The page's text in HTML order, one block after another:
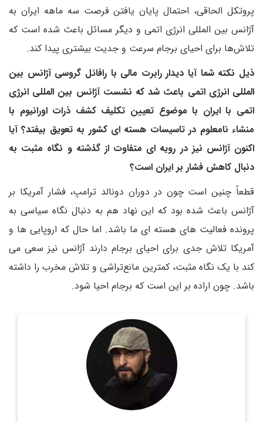
پروتکل الحاقی، احتمال پایان یافتن فرصت سه ماهه ایران به
آژانس بین المللی انرژی اتمی و دیگر مسائل باعث شده است که
تلاش‌ها برای احیای برجام سرعت و جدیت بیشتری پیدا کند.
ذیل نکته شما آیا دیدار رابرت مالی با رافائل گروسی آژانس بین
المللی انرژی اتمی باعث شد که نشست آژانس بین المللی انرژی
اتمی با ایران با موضوع تعیین تکلیف کشف ذرات اورانیوم با
منشاء نامعلوم در تاسیسات هسته ای کشور به تعویق بیفتد؟ آیا
اکنون آژانس نیز در رویه ای متفاوت از گذشته و نگاه مثبت به
دنبال کاهش فشار بر ایران است؟
قطعاً چنین است چون در دوران دونالد ترامپ، فشار آمریکا بر
آژانس باعث شده بود که این نهاد هم به دنبال نگاه سیاسی به
پرونده فعالیت های هسته ای ما باشد. اما حال که اروپایی ها و
آمریکا تلاش جدی برای احیای برجام دارند آژانس نیز سعی می
کند با یک نگاه مثبت، کمترین مانع‌تراشی و تلاش مخرب را داشته
باشد. چون اراده بر این است که برجام احیا شود.
روزنامه نگار و کارشناس ارشد روزنامه نگاری سیاسی و عضو
تحریریه دیپلماسی ایرانی.
اطلاعات بیشتر